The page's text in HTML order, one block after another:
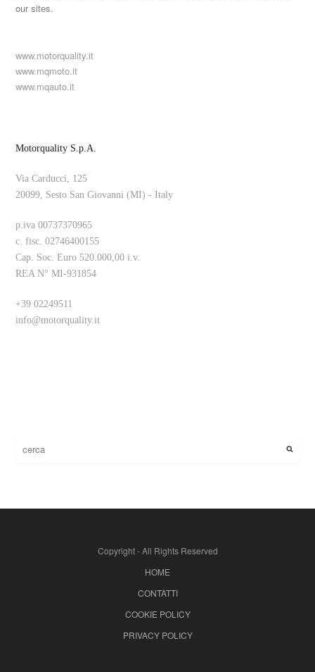
our sites.
www.motorquality.it
www.mqmoto.it
www.mqauto.it
Motorquality S.p.A.
Via Carducci, 125
20099, Sesto San Giovanni (MI) - Italy
p.iva 00737370965
c. fisc. 02746400155
Cap. Soc. Euro 520.000,00 i.v.
REA N° MI-931854
+39 02249511
info@motorquality.it
Copyright - All Rights Reserved
HOME
CONTATTI
COOKIE POLICY
PRIVACY POLICY